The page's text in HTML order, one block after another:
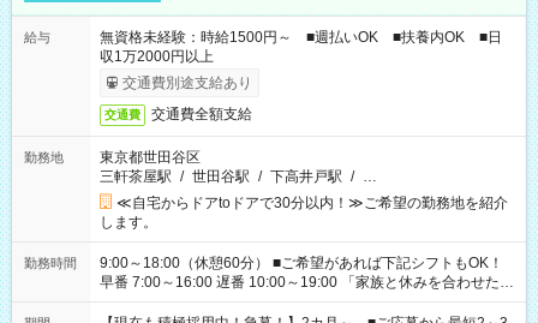
給与
無資格未経験：時給1500円～ ■週払いOK ■扶養内OK ■日
収1万2000円以上
交通費別途支給あり
交通費 交通費全額支給
勤務地
東京都世田谷区
三軒茶屋駅 / 世田谷駅 / 下高井戸駅 / …
≪自宅からドアtoドアで30分以内！≫ご希望の勤務地を紹介
します。
勤務時間
9:00～18:00（休憩60分） ■ご希望があれば下記シフトもOK！
早番 7:00～16:00 遅番 10:00～19:00 「家族と休みを合わせた
い」 「余裕を持って夕飯の準備がしたい」 「できれば残業はし